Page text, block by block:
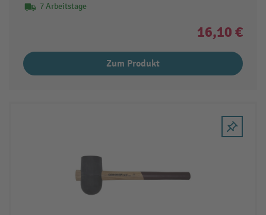
7 Arbeitstage
16,10 €
Zum Produkt